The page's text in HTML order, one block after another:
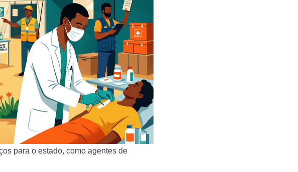
para o estado, como agentes de